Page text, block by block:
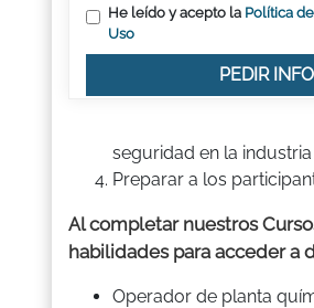
He leído y acepto la Política
Uso
PEDIR
seguridad en la
Preparar a los
Al completar nuestros
habilidades para acceder a
Operador de planta